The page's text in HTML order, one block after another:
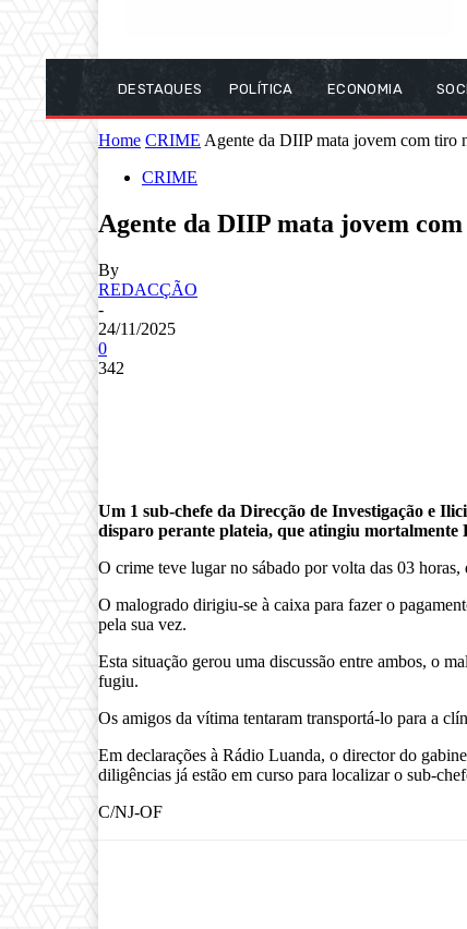
DESTAQUES POLÍTICA ECONOMIA
Home CRIME Agente da DIIP mata jovem com tiro
CRIME
Agente da DIIP mata jovem
By
REDACÇÃO
-
24/11/2025
0
342
Um 1 sub-chefe da Direcção de Investigação e
disparo perante plateia, que atingiu mortalmente
O crime teve lugar no sábado por volta das 03
O malogrado dirigiu-se à caixa para fazer o
pela sua vez.
Esta situação gerou uma discussão entre ambos, o
fugiu.
Os amigos da vítima tentaram transportá-lo para a
Em declarações à Rádio Luanda, o director do
diligências já estão em curso para localizar o sub-
C/NJ-OF